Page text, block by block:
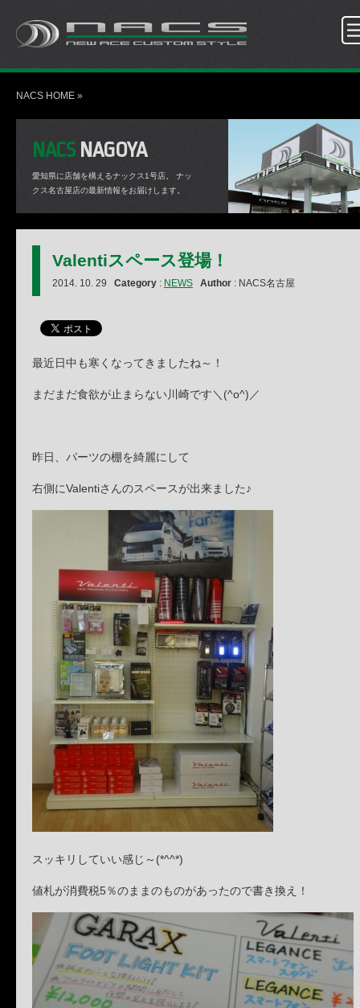
NACS HOME »
NACSNAGOYA
愛知県に店舗を構えるナックス1号店。
ナッ
クス名古屋店の最新情報をお届けします。
Valentiスペース登場！
2014. 10. 29 Category : NEWS Author : NACS名古屋
最近日中も寒くなってきましたね～！
まだまだ食欲が止まらない川崎です＼(^o^)／
昨日、パーツの棚を綺麗にして
右側にValentiさんのスペースが出来ました♪
スッキリしていい感じ～(*^^*)
値札が消費税5％のままのものがあったので書き換え！